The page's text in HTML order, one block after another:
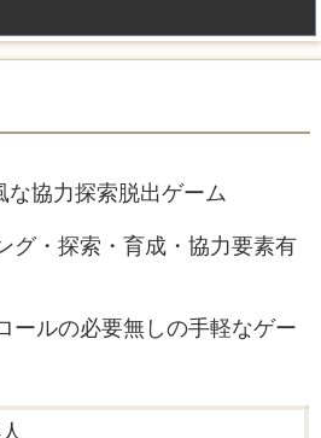
な協力探索脱出ゲーム
グ・探索・育成・協力要素有
ールの必要無しの手軽なゲー